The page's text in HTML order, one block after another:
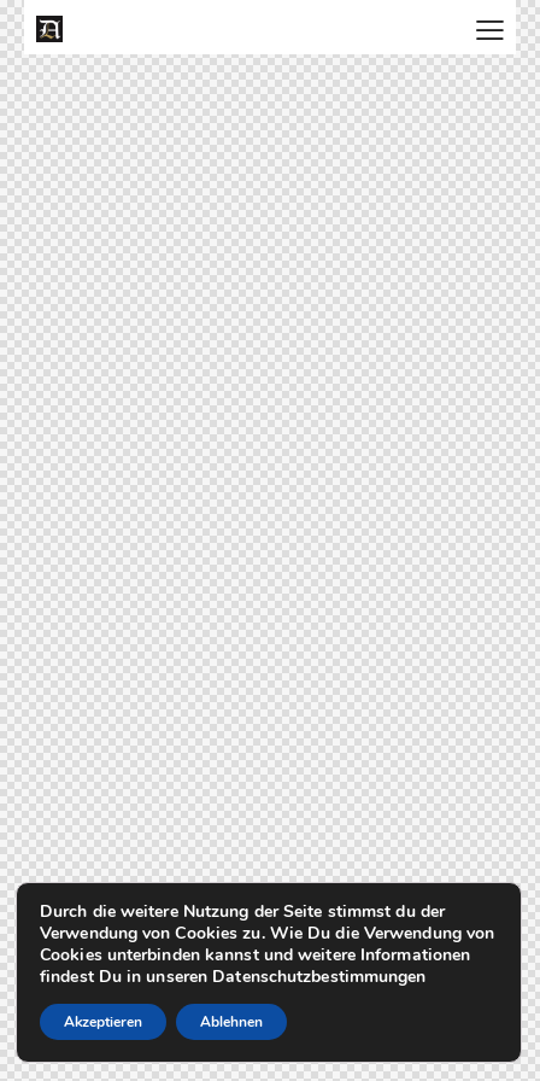
Durch die weitere Nutzung der Seite stimmst du der
Verwendung von Cookies zu. Wie Du die Verwendung von
Cookies unterbinden kannst und weitere Informationen
findest Du in unseren Datenschutzbestimmungen
Akzeptieren Ablehnen